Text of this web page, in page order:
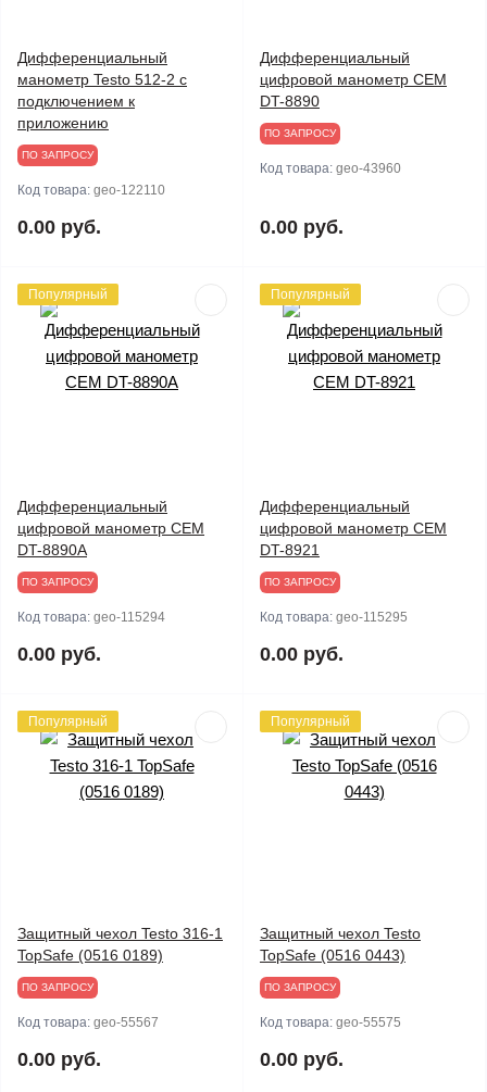
Дифференциальный
манометр Testo 512-2 с
подключением к
приложению
ПО ЗАПРОСУ
Код товара: geo-122110
0.00 руб.
Дифференциальный
цифровой манометр CEM
DT-8890
ПО ЗАПРОСУ
Код товара: geo-43960
0.00 руб.
Популярный
Дифференциальный
цифровой манометр CEM
DT-8890А
ПО ЗАПРОСУ
Код товара: geo-115294
0.00 руб.
Популярный
Дифференциальный
цифровой манометр CEM
DT-8921
ПО ЗАПРОСУ
Код товара: geo-115295
0.00 руб.
Популярный
Защитный чехол Testo 316-1
TopSafe (0516 0189)
ПО ЗАПРОСУ
Код товара: geo-55567
0.00 руб.
Популярный
Защитный чехол Testo
TopSafe (0516 0443)
ПО ЗАПРОСУ
Код товара: geo-55575
0.00 руб.